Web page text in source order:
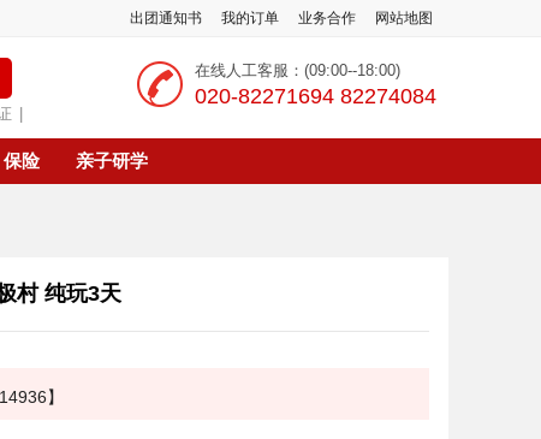
出团通知书 我的订单 业务合作 网站地图
在线人工客服：(09:00--18:00)
‭020-82271694 82274084
保险 亲子研学
村 纯玩3天
】